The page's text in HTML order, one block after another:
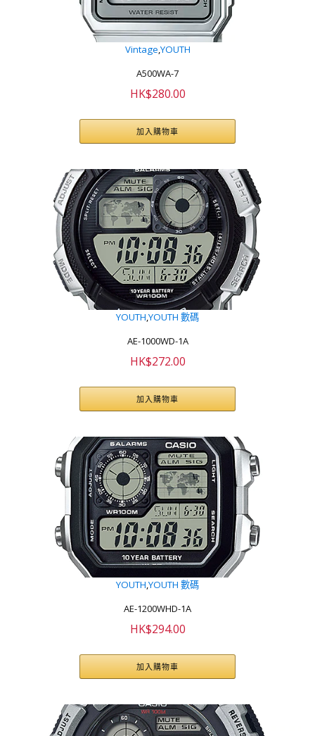
Vintage YOUTH
A500WA-7
HK$280.00
加入購物車
YOUTH YOUTH 數碼
AE-1000WD-1A
HK$272.00
加入購物車
YOUTH YOUTH 數碼
AE-1200WHD-1A
HK$294.00
加入購物車